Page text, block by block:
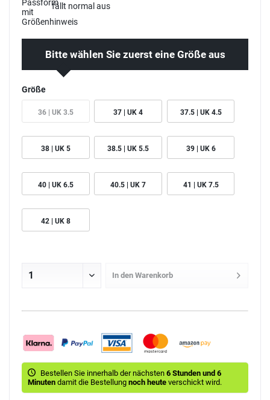
fällt normal aus
Bitte wählen Sie zuerst eine Größe aus
Größe
36 | UK 3.5 37 | UK 4 37.5 | UK 4.5
38 | UK 5 38.5 | UK 5.5 39 | UK 6
40 | UK 6.5 40.5 | UK 7 41 | UK 7.5
42 | UK 8
In den Warenkorb
Bestellen Sie innerhalb der nächsten 6 Stunden und 6
Minuten damit die Bestellung noch heute verschickt wird.